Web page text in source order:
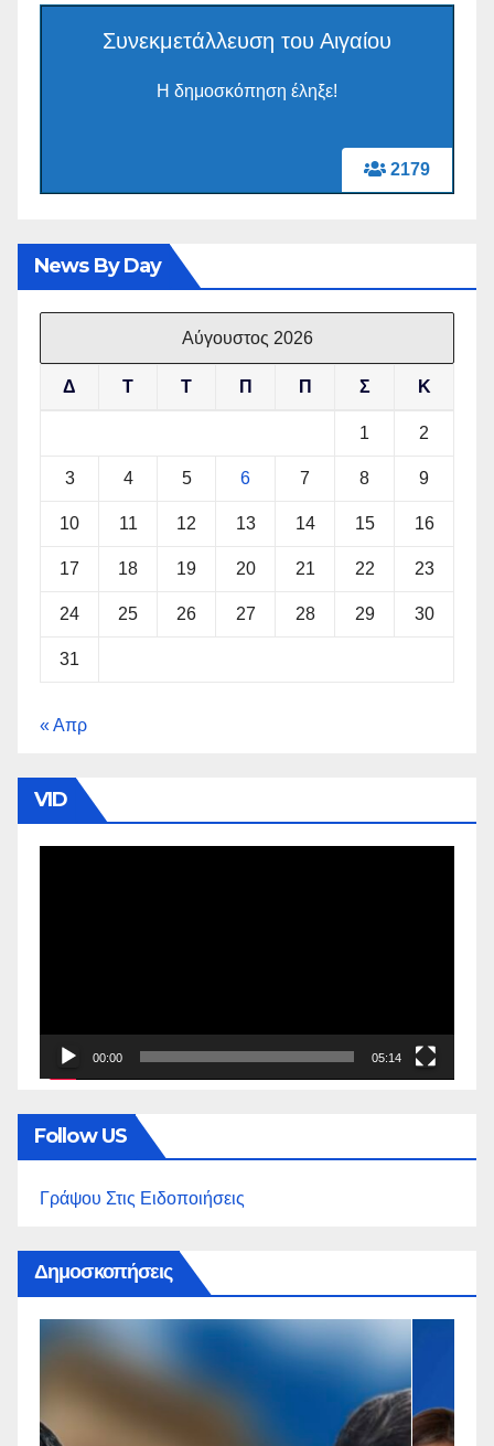
2179
Συνεκμετάλλευση του Αιγαίου
Η δημοσκόπηση έληξε!
News By Day
Αύγουστος 2026
Δ Τ Τ Π Π Σ Κ
1 2
3 4 5 6 7 8 9
10 11 12 13 14 15 16
17 18 19 20 21 22 23
24 25 26 27 28 29 30
31
« Απρ
VID
00:00 05:14
Follow US
Γράψου Στις Ειδοποιήσεις
Δημοσκοπήσεις